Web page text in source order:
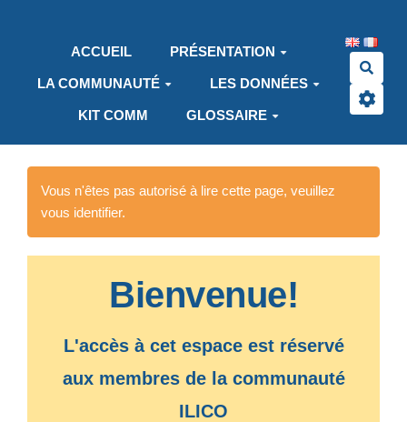
ACCUEIL
PRÉSENTATION
LA COMMUNAUTÉ LES DONNÉES
KIT COMM GLOSSAIRE
Vous n'êtes pas autorisé à lire cette page, veuillez
vous identifier.
Bienvenue!
L'accès à cet espace est réservé
aux membres de la communauté
ILICO